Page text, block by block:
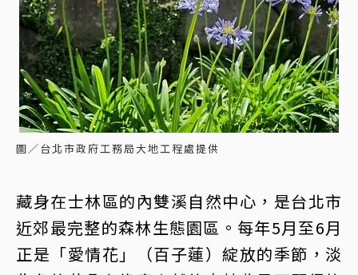
圖／台北市政府工務局大地工程處提供
藏身在士林區的內雙溪自然中心，是台北市
近郊最完整的森林生態園區。每年5月至6月
正是「愛情花」（百子蓮）綻放的季節，淡